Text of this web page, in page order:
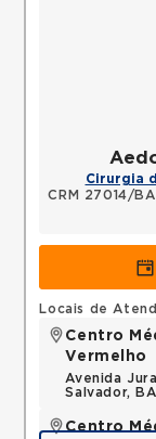
Cirurgia
CRM 27014/BA
Locais de
Centro
Vermelho
Avenida
Salvador,
Centro